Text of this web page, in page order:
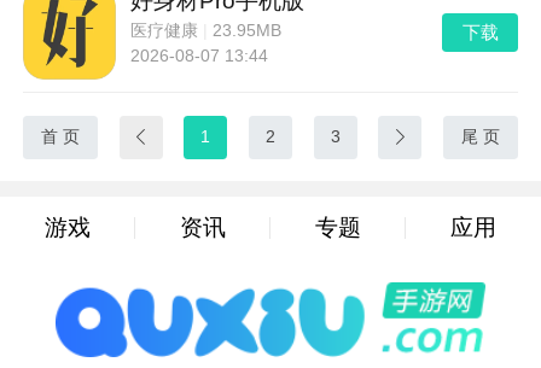
医疗健康 |23.95MB
2026-08-07 13:44
下载
首 页  1 2 3  尾 页
游戏 资讯 专题 应用